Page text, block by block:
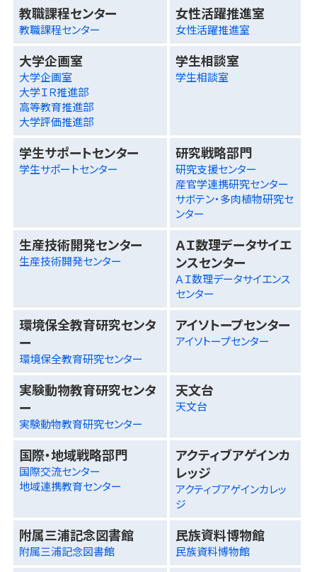
教職課程センター
教職課程センター
女性活躍推進室
女性活躍推進室
大学企画室
大学企画室
大学ＩＲ推進部
高等教育推進部
大学評価推進部
学生相談室
学生相談室
学生サポートセンター
学生サポートセンター
研究戦略部門
研究支援センター
産官学連携研究センター
サボテン・多肉植物研究セ
ンター
生産技術開発センター
生産技術開発センター
ＡＩ数理データサイエ
ンスセンター
ＡＩ数理データサイエンス
センター
環境保全教育研究センタ
ー
環境保全教育研究センター
アイソトープセンター
アイソトープセンター
実験動物教育研究センタ
ー
実験動物教育研究センター
天文台
天文台
国際・地域戦略部門
国際交流センター
地域連携教育センター
アクティブアゲインカ
レッジ
アクティブアゲインカレッ
ジ
附属三浦記念図書館
附属三浦記念図書館
民族資料博物館
民族資料博物館